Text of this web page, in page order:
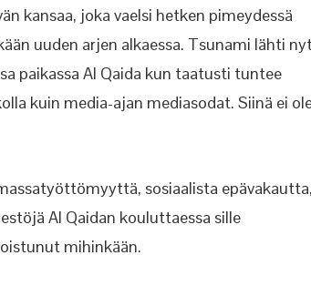
kansaa, joka vaelsi hetken pimeydessä
uuden arjen alkaessa. Tsunami lähti
paikassa Al Qaida kun taatusti tuntee
kuin media-ajan mediasodat. Siinä ei
sosiaalista
Al Qaidan kouluttaessa sille
mihinkään.